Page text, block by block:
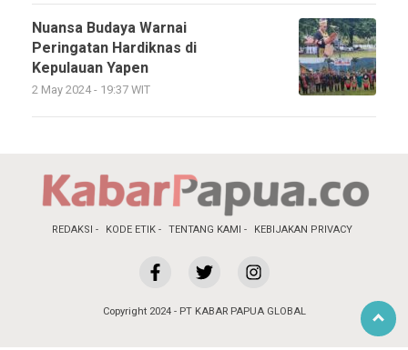
Nuansa Budaya Warnai
Peringatan Hardiknas di
Kepulauan Yapen
2 May 2024 - 19:37 WIT
REDAKSI KODE ETIK TENTANG KAMI KEBIJAKAN PRIVACY
Copyright 2024 - PT KABAR PAPUA GLOBAL